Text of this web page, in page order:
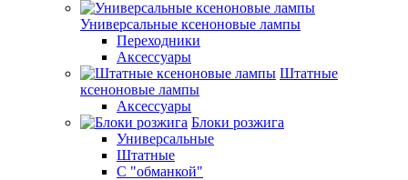
Универсальные ксеноновые лампы
Переходники
Аксессуары
Штатные
ксеноновые лампы
Аксессуары
Блоки розжига
Универсальные
Штатные
С "обманкой"